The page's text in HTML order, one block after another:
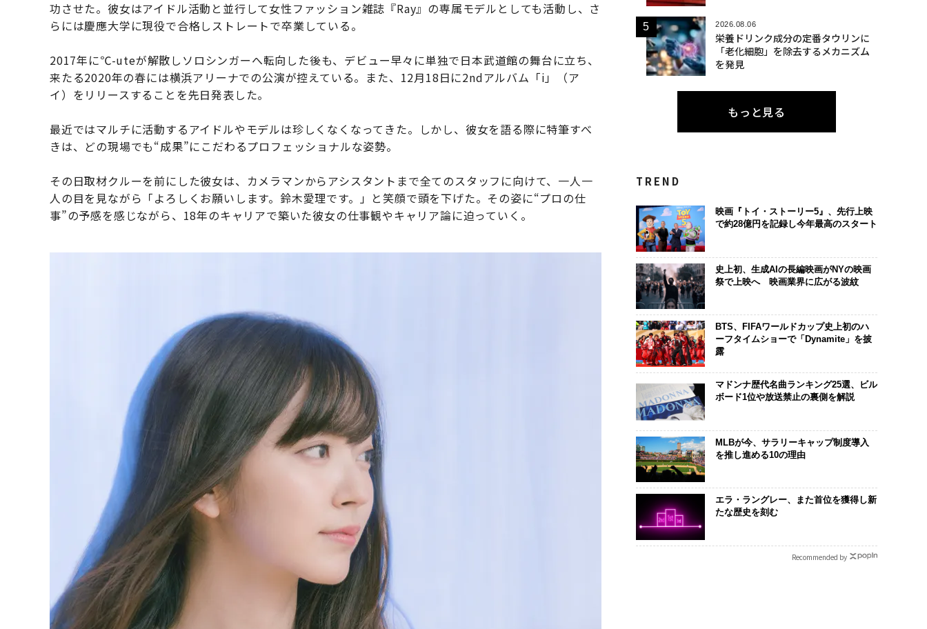
功させた。彼女はアイドル活動と並行して女性ファッション雑誌『Ray』の専属モデルとしても活動し、さ
らには慶應大学に現役で合格しストレートで卒業している。
2017年に℃-uteが解散しソロシンガーへ転向した後も、デビュー早々に単独で日本武道館の舞台に立ち、
来たる2020年の春には横浜アリーナでの公演が控えている。また、12月18日に2ndアルバム「i」（ア
イ）をリリースすることを先日発表した。
最近ではマルチに活動するアイドルやモデルは珍しくなくなってきた。しかし、彼女を語る際に特筆すべ
きは、どの現場でも“成果”にこだわるプロフェッショナルな姿勢。
その日取材クルーを前にした彼女は、カメラマンからアシスタントまで全てのスタッフに向けて、一人一
人の目を見ながら「よろしくお願いします。鈴木愛理です。」と笑顔で頭を下げた。その姿に“プロの仕
事”の予感を感じながら、18年のキャリアで築いた彼女の仕事観やキャリア論に迫っていく。
2026.08.06
栄養ドリンク成分の定番タウリンに
「老化細胞」を除去するメカニズム
を発見
もっと見る
TREND
映画『トイ・ストーリー5』、先行上映
で約28億円を記録し今年最高のスタート
史上初、生成AIの長編映画がNYの映画
祭で上映へ 映画業界に広がる波紋
BTS、FIFAワールドカップ史上初のハ
ーフタイムショーで「Dynamite」を披
露
マドンナ歴代名曲ランキング25選、ビル
ボード1位や放送禁止の裏側を解説
MLBが今、サラリーキャップ制度導入
を推し進める10の理由
エラ・ラングレー、また首位を獲得し新
たな歴史を刻む
Recommended by